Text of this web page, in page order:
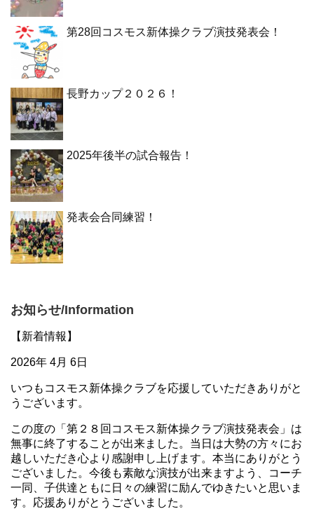
第28回コスモス新体操クラブ演技発表会！
長野カップ２０２６！
2025年後半の試合報告！
発表会合同練習！
お知らせ/Information
【新着情報】
2026年 4月 6日
いつもコスモス新体操クラブを応援していただきありがと
うございます。
この度の「第２８回コスモス新体操クラブ演技発表会」は
無事に終了することが出来ました。当日は大勢の方々にお
越しいただき心より感謝申し上げます。本当にありがとう
ございました。今後も素敵な演技が出来ますよう、コーチ
一同、子供達ともに日々の練習に励んでゆきたいと思いま
す。応援ありがとうございました。